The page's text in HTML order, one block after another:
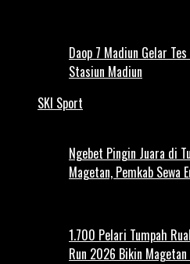
Daop 7 Madiun Gelar
Stasiun Madiun
SKI Sport
Ngebet Pingin Juara di
Magetan, Pemkab Sewa
1.700 Pelari Tumpah
Run 2026 Bikin